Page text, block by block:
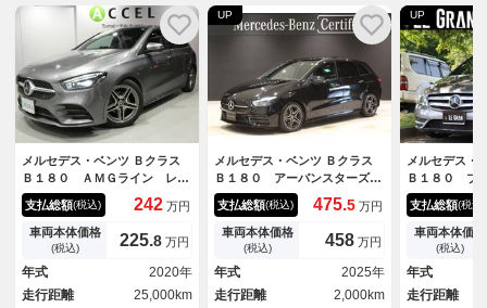
メルセデス・ベンツ Ｂクラス
Ｂ１８０ ＡＭＧライン レー
ダーＳ 純正ナビＴＶ バック
カメラ ＡＭＧエアロ＆１８イ
ンチアルミホイール 電動テー
ルゲート ハーフレザーシー
ト シートヒーター メモリー
付パワーシート ＬＥＤヘッド
ライト ブラインドアシスト
支払総額(税込) 242 万円
車両本体価格
(税込) 225.8 万円
年式
2020年
走行距離
25,000km
UP
メルセデス・ベンツ Ｂクラス
Ｂ１８０ アーバンスターズ
新車保証継承 認定中古車 デ
モカーアップ ワンオーナー
ＡＭＧラインパッケージ パノ
ラミックスライディングルー
フ メモリー付きパワーシー
ト フットトランクオープナ
ー ブラインドスポットアシス
支払総額(税込) 475.5 万円
車両本体価格
(税込) 458 万円
年式
2025年
走行距離
2,000km
UP
メルセデス・
Ｂ１８０ ブ
シー ナビＴ
ｏｔｈ／キー
／電動パーキ
ックカメラ／
ト／オートラ
ドルシフト／
支払総額(税込)
車両本体価格
(税込)
年式
走行距離